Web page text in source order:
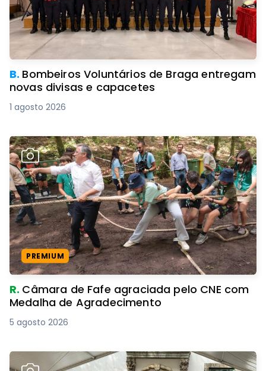
B. Bombeiros Voluntários de Braga entregam
novas divisas e capacetes
1 agosto 2026
PREMIUM
R. Câmara de Fafe agraciada pelo CNE com
Medalha de Agradecimento
5 agosto 2026